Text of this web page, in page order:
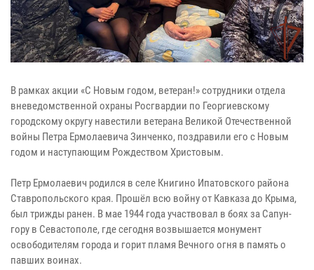
В рамках акции «С Новым годом, ветеран!» сотрудники отдела
вневедомственной охраны Росгвардии по Георгиевскому
городскому округу навестили ветерана Великой Отечественной
войны Петра Ермолаевича Зинченко, поздравили его с Новым
годом и наступающим Рождеством Христовым.
Петр Ермолаевич родился в селе Книгино Ипатовского района
Ставропольского края. Прошёл всю войну от Кавказа до Крыма,
был трижды ранен. В мае 1944 года участвовал в боях за Сапун-
гору в Севастополе, где сегодня возвышается монумент
освободителям города и горит пламя Вечного огня в память о
павших воинах.